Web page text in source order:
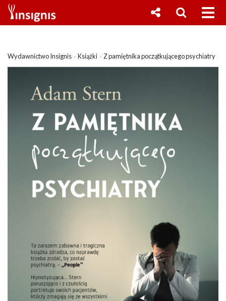
Wydawnictwo Insignis Książki Z pamiętnika początkującego psychiatry